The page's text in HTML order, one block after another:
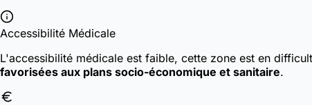
Accessibilité Médicale
L'accessibilité médicale est faible, cette zone est en
favorisées aux plans socio-économique et sanitaire.